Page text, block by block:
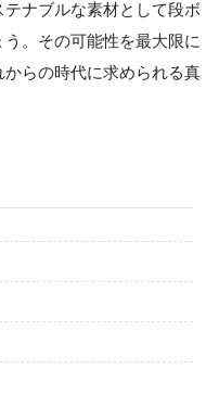
ナブルな素材として段ボ
。その可能性を最大限に
らの時代に求められる真